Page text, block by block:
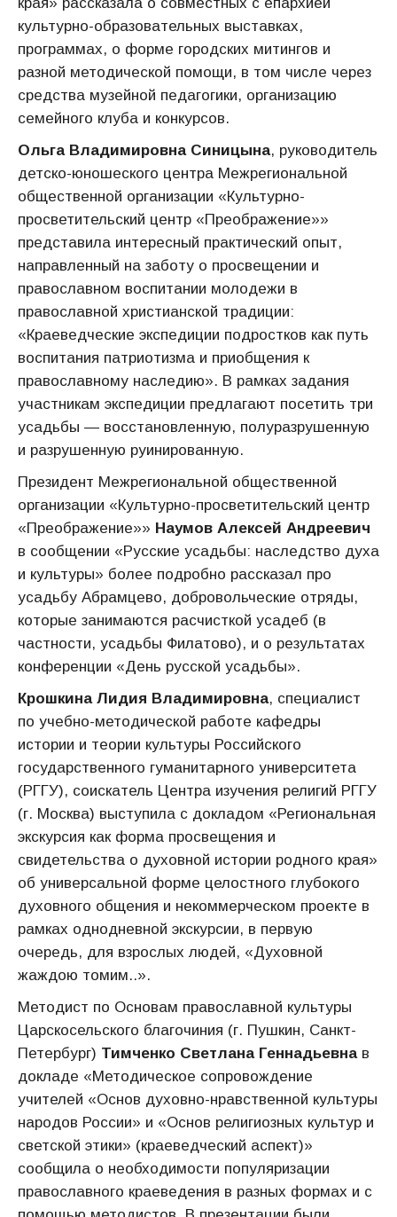
культурно-образовательных выставках,
программах, о форме городских митингов и
разной методической помощи, в том числе через
средства музейной педагогики, организацию
семейного клуба и конкурсов.
Ольга Владимировна Синицына, руководитель
детско-юношеского центра Межрегиональной
общественной организации «Культурно-
просветительский центр «Преображение»»
представила интересный практический опыт,
направленный на заботу о просвещении и
православном воспитании молодежи в
православной христианской традиции:
«Краеведческие экспедиции подростков как путь
воспитания патриотизма и приобщения к
православному наследию». В рамках задания
участникам экспедиции предлагают посетить три
усадьбы — восстановленную, полуразрушенную
и разрушенную руинированную.
Президент Межрегиональной общественной
организации «Культурно-просветительский центр
«Преображение»» Наумов Алексей Андреевич
в сообщении «Русские усадьбы: наследство духа
и культуры» более подробно рассказал про
усадьбу Абрамцево, добровольческие отряды,
которые занимаются расчисткой усадеб (в
частности, усадьбы Филатово), и о результатах
конференции «День русской усадьбы».
Крошкина Лидия Владимировна, специалист
по учебно-методической работе кафедры
истории и теории культуры Российского
государственного гуманитарного университета
(РГГУ), соискатель Центра изучения религий РГГУ
(г. Москва) выступила с докладом «Региональная
экскурсия как форма просвещения и
свидетельства о духовной истории родного края»
об универсальной форме целостного глубокого
духовного общения и некоммерческом проекте в
рамках однодневной экскурсии, в первую
очередь, для взрослых людей, «Духовной
жаждою томим..».
Методист по Основам православной культуры
Царскосельского благочиния (г. Пушкин, Санкт-
Петербург) Тимченко Светлана Геннадьевнав
докладе «Методическое сопровождение
учителей «Основ духовно-нравственной культуры
народов России» и «Основ религиозных культур и
светской этики» (краеведческий аспект)»
сообщила о необходимости популяризации
православного краеведения в разных формах и с